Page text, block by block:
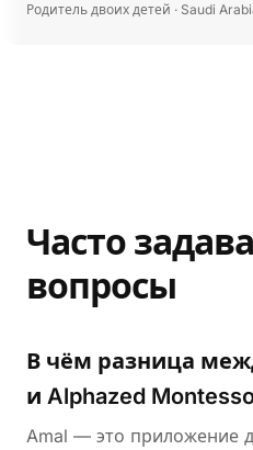
Родитель двоих детей · Saudi
Часто
вопросы
В чём разница
и Alphazed
Amal — это приложение